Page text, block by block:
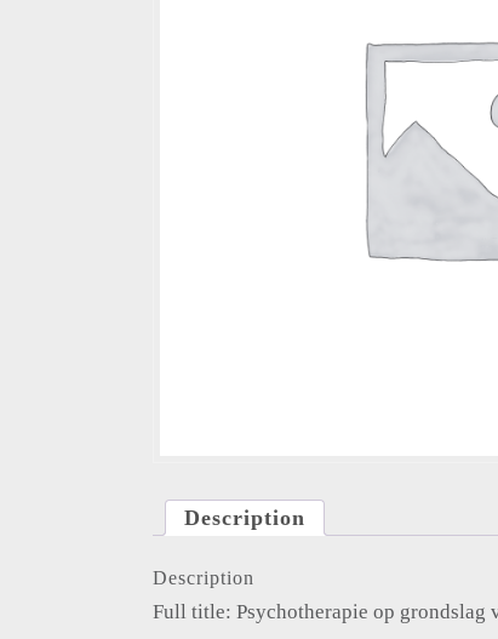
Description
Description
Full title: Psychotherapie op grondslag